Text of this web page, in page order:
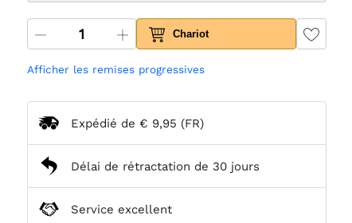
Chariot
Afficher les remises progressives
Expédié de € 9,95 (FR)
Délai de rétractation de 30 jours
Service excellent